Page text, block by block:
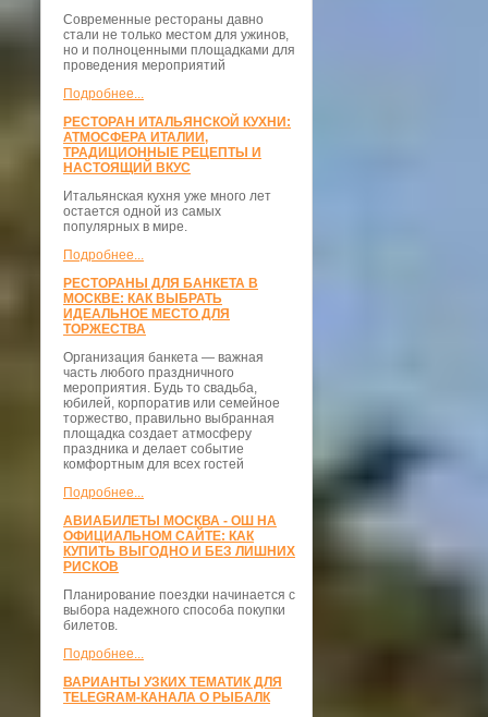
Современные рестораны давно
стали не только местом для ужинов,
но и полноценными площадками для
проведения мероприятий
Подробнее...
РЕСТОРАН ИТАЛЬЯНСКОЙ КУХНИ:
АТМОСФЕРА ИТАЛИИ,
ТРАДИЦИОННЫЕ РЕЦЕПТЫ И
НАСТОЯЩИЙ ВКУС
Итальянская кухня уже много лет
остается одной из самых
популярных в мире.
Подробнее...
РЕСТОРАНЫ ДЛЯ БАНКЕТА В
МОСКВЕ: КАК ВЫБРАТЬ
ИДЕАЛЬНОЕ МЕСТО ДЛЯ
ТОРЖЕСТВА
Организация банкета — важная
часть любого праздничного
мероприятия. Будь то свадьба,
юбилей, корпоратив или семейное
торжество, правильно выбранная
площадка создает атмосферу
праздника и делает событие
комфортным для всех гостей
Подробнее...
АВИАБИЛЕТЫ МОСКВА - ОШ НА
ОФИЦИАЛЬНОМ САЙТЕ: КАК
КУПИТЬ ВЫГОДНО И БЕЗ ЛИШНИХ
РИСКОВ
Планирование поездки начинается с
выбора надежного способа покупки
билетов.
Подробнее...
ВАРИАНТЫ УЗКИХ ТЕМАТИК ДЛЯ
TELEGRAM-КАНАЛА О РЫБАЛК